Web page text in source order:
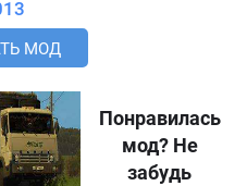
МОД
Понравилась
мод? Не
забудь